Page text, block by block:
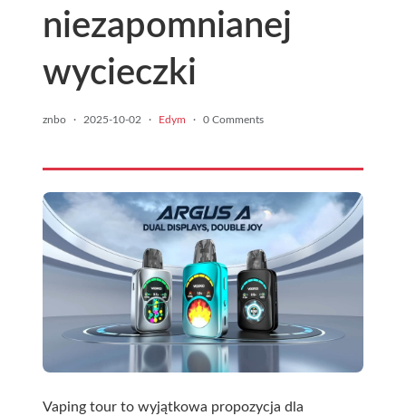
niezapomnianej
wycieczki
znbo · 2025-10-02 · Edym · 0 Comments
Vaping tour to wyjątkowa propozycja dla